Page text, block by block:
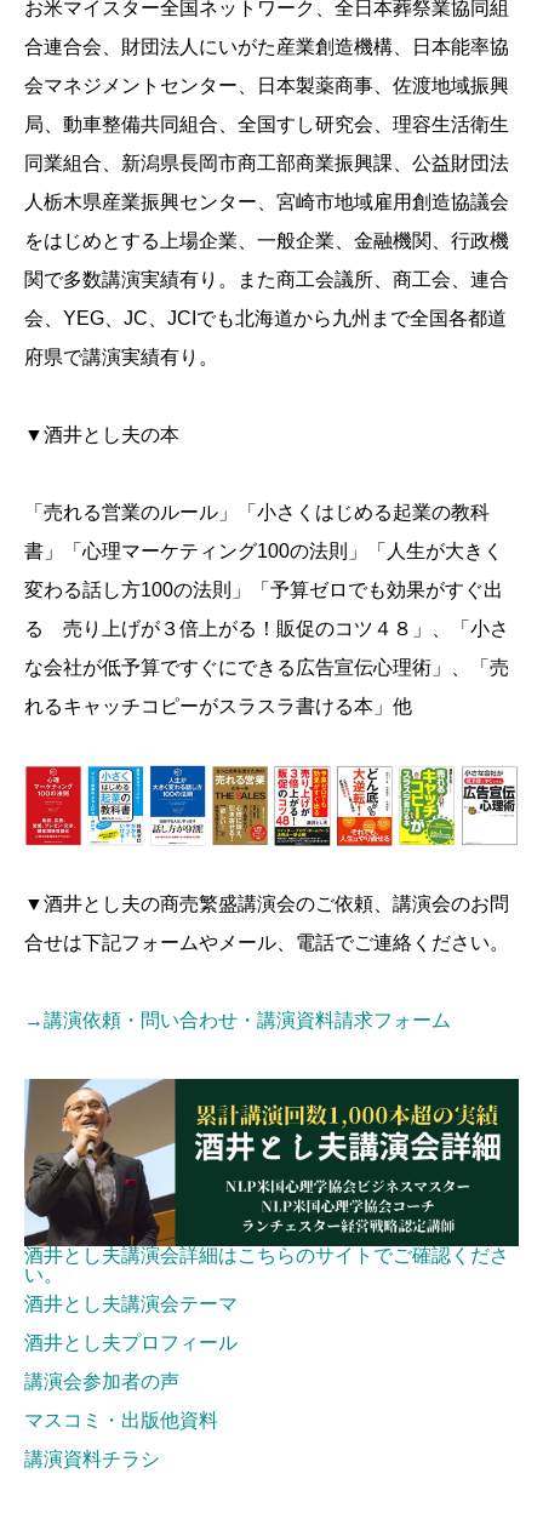
お米マイスター全国ネットワーク、全日本葬祭業協同組
合連合会、財団法人にいがた産業創造機構、日本能率協
会マネジメントセンター、日本製薬商事、佐渡地域振興
局、動車整備共同組合、全国すし研究会、理容生活衛生
同業組合、新潟県長岡市商工部商業振興課、公益財団法
人栃木県産業振興センター、宮崎市地域雇用創造協議会
をはじめとする上場企業、一般企業、金融機関、行政機
関で多数講演実績有り。また商工会議所、商工会、連合
会、YEG、JC、JCIでも北海道から九州まで全国各都道
府県で講演実績有り。
▼酒井とし夫の本
「売れる営業のルール」「小さくはじめる起業の教科
書」「心理マーケティング100の法則」「人生が大きく
変わる話し方100の法則」「予算ゼロでも効果がすぐ出
る 売り上げが３倍上がる！販促のコツ４８」、「小さ
な会社が低予算ですぐにできる広告宣伝心理術」、「売
れるキャッチコピーがスラスラ書ける本」他
▼酒井とし夫の商売繁盛講演会のご依頼、講演会のお問
合せは下記フォームやメール、電話でご連絡ください。
→講演依頼・問い合わせ・講演資料請求フォーム
酒井とし夫講演会詳細はこちらのサイトでご確認くださ
い。
酒井とし夫講演会テーマ
酒井とし夫プロフィール
講演会参加者の声
マスコミ・出版他資料
講演資料チラシ